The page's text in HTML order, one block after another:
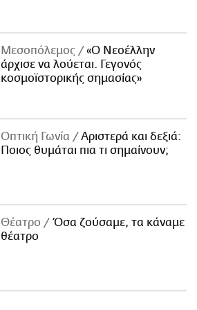
Μεσοπόλεμος
«Ο Νεοέλλην
άρχισε να λούεται. Γεγονός
κοσμοϊστορικής σημασίας»
Οπτική Γωνία
Αριστερά και δεξιά:
Ποιος θυμάται πια τι σημαίνουν;
Θέατρο
Όσα ζούσαμε, τα κάναμε
θέατρο